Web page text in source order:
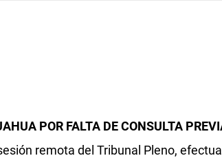
POR FALTA DE CONSULTA
remota del Tribunal Pleno,